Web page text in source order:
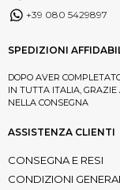
+39 080 5429897
SPEDIZIONI
DOPO AVER
IN TUTTA ITALIA,
NELLA CONSEGNA
ASSISTENZA CLIENTI
CONSEGNA E RESI
CONDIZIONI